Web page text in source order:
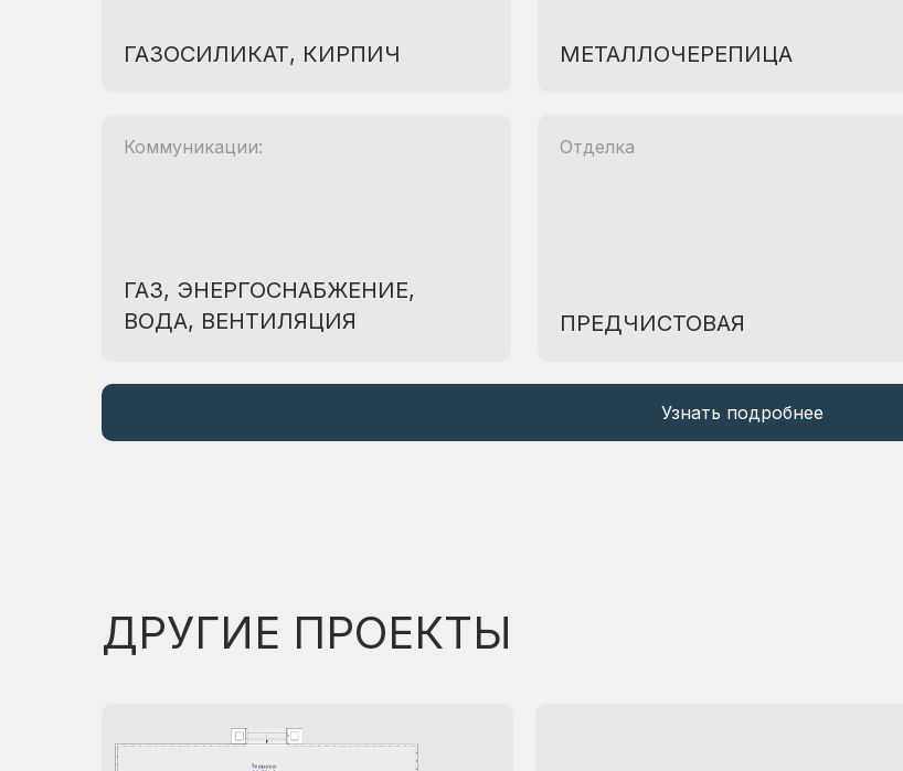
ГАЗОСИЛИКАТ, КИРПИЧ МЕТАЛЛОЧЕРЕПИЦА
Коммуникации: Отделка
ГАЗ, ЭНЕРГОСНАБЖЕНИЕ,
ВОДА, ВЕНТИЛЯЦИЯ
ПРЕДЧИСТОВАЯ
Узнать подробнее
ДРУГИЕ ПРОЕКТЫ